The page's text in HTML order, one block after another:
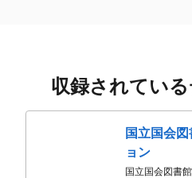
収録されてい
国立国会
ョン
国立国会図書